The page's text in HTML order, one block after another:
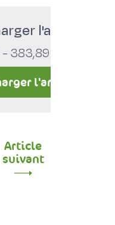
l'article
383,89 ko
l'article
Article
suivant